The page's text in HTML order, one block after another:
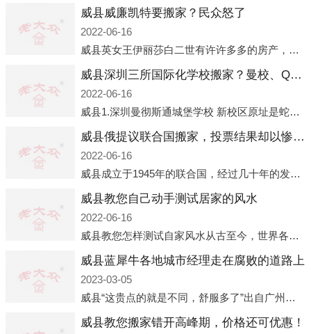
威县威廉凯特要搬家？民众怒了
2022-06-16
威县英女王伊丽莎白二世有许许多多的房产，遍布英国各地。而作为英女王的亲孙子、未来的英国国王，威廉王子自然也能享受到女王的房产。目前，威廉凯特以及三个孩子有两个经常居住的地点，一处是位于伦敦的肯辛顿宫，一处
威县深圳三所国际化学校搬家？曼校、QSI、南山中英文搬走了
2022-06-16
威县1.深圳曼彻斯通城堡学校 新校区原址是蛇口国际据悉，此次曼彻斯通城堡学校搬迁到蛇口新校区的开办与蛇口外籍人员子女学校（蛇口国际）有很大的关联。2021年，太子湾实验部就宣布在2022年正式并入蛇口外籍
威县俄提议联合国搬家，投票结果却以惨败收场
2022-06-16
威县成立于1945年的联合国，经过几十年的发展，如今拥有193个成员国。拥有如此众多会员国的联合国，可以说是世界上最具代表性的国际组织，也是世界上分量最重、有着较高话语权的国际组织。但以美国为首的西方国家
威县教您自己动手测试居家的风水
2022-06-16
威县教您怎样测试自家风水从古至今，世界各地的人们都在研究人在乾坤中的位置以及它们所形成的关系。通过探究季节转换、星象变化，并且在所观测到的自然规律的指导下，人们开始认识到居住在不同住宅中的人，其一生中的财
威县蓝犀牛各地城市经理走在腐败的道路上
2023-03-05
威县“这贵点的就是不同，舒服多了”出自广州运营邓经理的口中。2023年开年刚出来，三个司机（加盟蓝犀牛的个人队伍）便请广州经理去佛山娱乐场所大消费了一次，据知悉一晚消费达一万多，由三人平摊费用，燃鹅这样的
威县教您搬家错开高峰期，价格还可优惠！